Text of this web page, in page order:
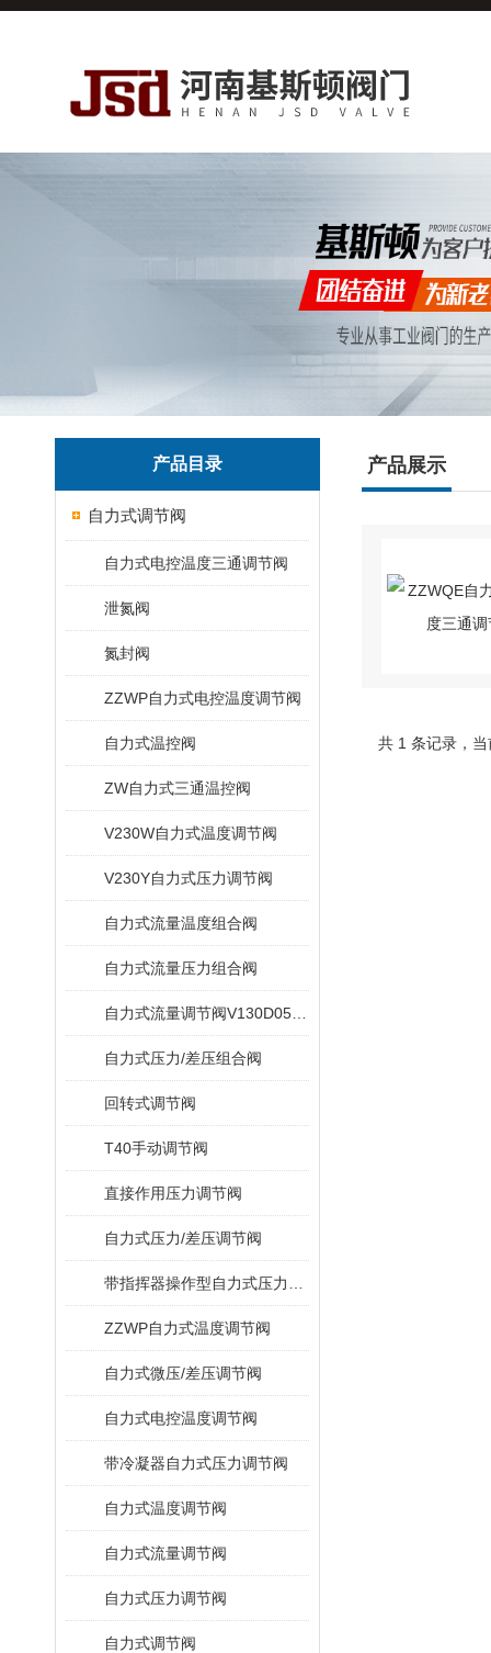
产品目录
自力式调节阀
自力式电控温度三通调节阀
泄氮阀
氮封阀
ZZWP自力式电控温度调节阀
自力式温控阀
ZW自力式三通温控阀
V230W自力式温度调节阀
V230Y自力式压力调节阀
自力式流量温度组合阀
自力式流量压力组合阀
自力式压力/差压组合阀
回转式调节阀
T40手动调节阀
直接作用压力调节阀
自力式压力/差压调节阀
ZZWP自力式温度调节阀
自力式微压/差压调节阀
自力式电控温度调节阀
带冷凝器自力式压力调节阀
自力式温度调节阀
自力式流量调节阀
自力式压力调节阀
自力式调节阀
产品展示
共 1 条记录，